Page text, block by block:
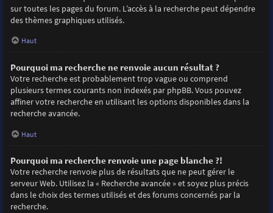
sur toutes les pages du forum. L’accès à la recherche peut dépendre
des thèmes graphiques utilisés.
Haut
Pourquoi ma recherche ne renvoie aucun résultat ?
Votre recherche est probablement trop vague ou comprend
plusieurs termes courants non indexés par phpBB. Vous pouvez
affiner votre recherche en utilisant les options disponibles dans la
recherche avancée.
Haut
Pourquoi ma recherche renvoie une page blanche ?!
Votre recherche renvoie plus de résultats que ne peut gérer le
serveur Web. Utilisez la « Recherche avancée » et soyez plus précis
dans le choix des termes utilisés et des forums concernés par la
recherche.